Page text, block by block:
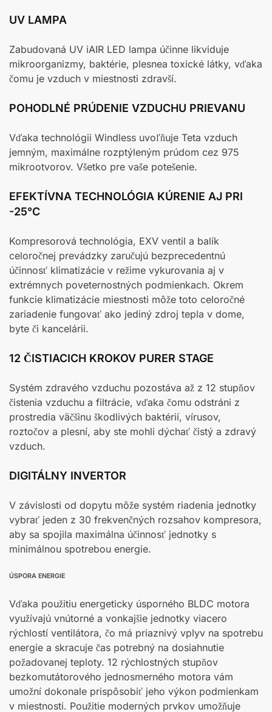
UV LAMPA
Zabudovaná UV iAIR LED lampa účinne likviduje
mikroorganizmy, baktérie, plesnea toxické látky, vďaka
čomu je vzduch v miestnosti zdravší.
POHODLNÉ PRÚDENIE VZDUCHU PRIEVANU
Vďaka technológii Windless uvoľňuje Teta vzduch
jemným, maximálne rozptýleným prúdom cez 975
mikrootvorov. Všetko pre vaše potešenie.
EFEKTÍVNA TECHNOLÓGIA KÚRENIE AJ PRI
-25°C
Kompresorová technológia, EXV ventil a balík
celoročnej prevádzky zaručujú bezprecedentnú
účinnosť klimatizácie v režime vykurovania aj v
extrémnych poveternostných podmienkach. Okrem
funkcie klimatizácie miestnosti môže toto celoročné
zariadenie fungovať ako jediný zdroj tepla v dome,
byte či kancelárii.
12 ČISTIACICH KROKOV PURER STAGE
Systém zdravého vzduchu pozostáva až z 12 stupňov
čistenia vzduchu a filtrácie, vďaka čomu odstráni z
prostredia väčšinu škodlivých baktérií, vírusov,
roztočov a plesní, aby ste mohli dýchať čistý a zdravý
vzduch.
DIGITÁLNY INVERTOR
V závislosti od dopytu môže systém riadenia jednotky
vybrať jeden z 30 frekvenčných rozsahov kompresora,
aby sa spojila maximálna účinnosť jednotky s
minimálnou spotrebou energie.
ÚSPORA ENERGIE
Vďaka použitiu energeticky úsporného BLDC motora
využívajú vnútorné a vonkajšie jednotky viacero
rýchlostí ventilátora, čo má priaznivý vplyv na spotrebu
energie a skracuje čas potrebný na dosiahnutie
požadovanej teploty. 12 rýchlostných stupňov
bezkomutátorového jednosmerného motora vám
umožní dokonale prispôsobiť jeho výkon podmienkam
v miestnosti. Použitie moderných prvkov umožňuje